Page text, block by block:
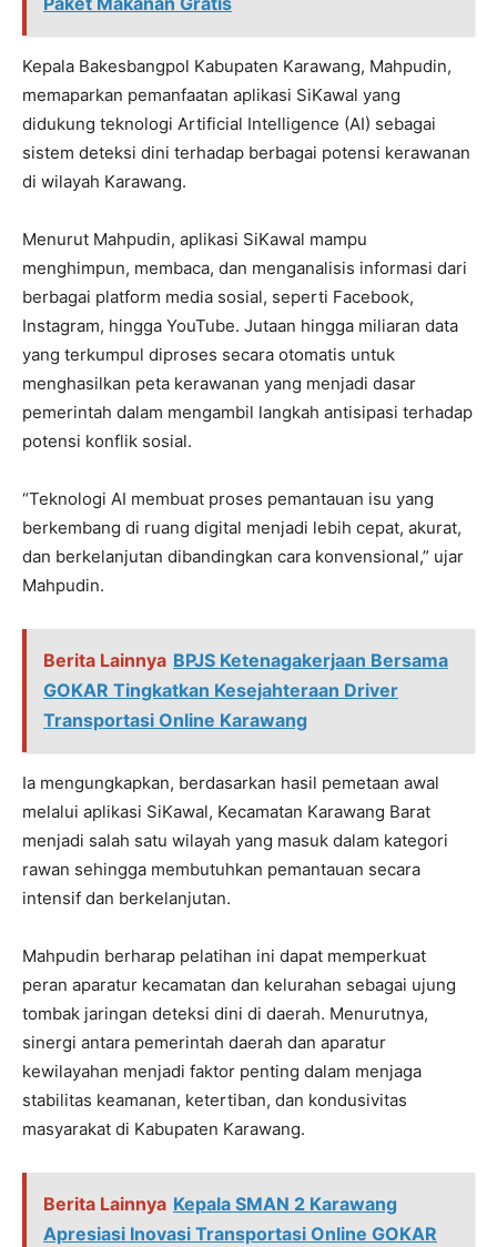
Kepala Bakesbangpol Kabupaten Karawang, Mahpudin,
memaparkan pemanfaatan aplikasi SiKawal yang
didukung teknologi Artificial Intelligence (AI) sebagai
sistem deteksi dini terhadap berbagai potensi kerawanan
di wilayah Karawang.
Menurut Mahpudin, aplikasi SiKawal mampu
menghimpun, membaca, dan menganalisis informasi dari
berbagai platform media sosial, seperti Facebook,
Instagram, hingga YouTube. Jutaan hingga miliaran data
yang terkumpul diproses secara otomatis untuk
menghasilkan peta kerawanan yang menjadi dasar
pemerintah dalam mengambil langkah antisipasi terhadap
potensi konflik sosial.
“Teknologi AI membuat proses pemantauan isu yang
berkembang di ruang digital menjadi lebih cepat, akurat,
dan berkelanjutan dibandingkan cara konvensional,” ujar
Mahpudin.
Berita Lainnya BPJS Ketenagakerjaan Bersama
GOKAR Tingkatkan Kesejahteraan Driver
Transportasi Online Karawang
Ia mengungkapkan, berdasarkan hasil pemetaan awal
melalui aplikasi SiKawal, Kecamatan Karawang Barat
menjadi salah satu wilayah yang masuk dalam kategori
rawan sehingga membutuhkan pemantauan secara
intensif dan berkelanjutan.
Mahpudin berharap pelatihan ini dapat memperkuat
peran aparatur kecamatan dan kelurahan sebagai ujung
tombak jaringan deteksi dini di daerah. Menurutnya,
sinergi antara pemerintah daerah dan aparatur
kewilayahan menjadi faktor penting dalam menjaga
stabilitas keamanan, ketertiban, dan kondusivitas
masyarakat di Kabupaten Karawang.
Berita Lainnya Kepala SMAN 2 Karawang
Apresiasi Inovasi Transportasi Online GOKAR